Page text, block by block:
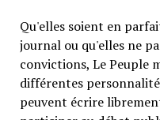
Qu'elles soient en
journal ou qu'elles ne
convictions, Le Peuple
différentes
peuvent écrire